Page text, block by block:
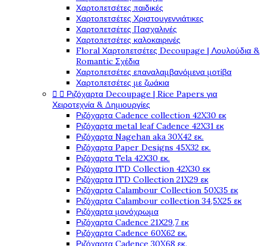
Χαρτοπετσέτες παιδικές
Χαρτοπετσέτες Χριστουγεννιάτικες
Χαρτοπετσέτες Πασχαλινές
Χαρτοπετσέτες καλοκαιρινές
Floral Χαρτοπετσέτες Decoupage | Λουλούδια &
Romantic Σχέδια
Χαρτοπετσέτες επαναλαμβανόμενα μοτίβα
Χαρτοπετσέτες με ζωάκια
  Ριζόχαρτα Decoupage | Rice Papers για
Χειροτεχνία & Δημιουργίες
Ριζόχαρτα Cadence collection 42X30 εκ
Ριζόχαρτα metal leaf Cadence 42X31 εκ
Ριζόχαρτα Nagehan aka 30X42 εκ.
Ριζόχαρτα Paper Designs 45X32 εκ.
Ριζόχαρτα Tela 42Χ30 εκ.
Ριζόχαρτα ITD Collection 42X30 εκ
Ριζόχαρτα ITD Collection 21X29 εκ
Ριζόχαρτα Calambour Collection 50X35 εκ
Ριζόχαρτα Calambour collection 34,5X25 εκ
Ριζόχαρτα μονόχρωμα
Ριζόχαρτα Cadence 21Χ29,7 εκ
Ριζόχαρτα Cadence 60X62 εκ.
Ριζόχαρτα Cadence 30X68 εκ.